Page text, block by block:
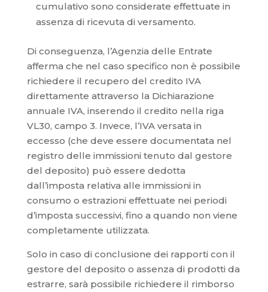
cumulativo sono considerate effettuate in
assenza di ricevuta di versamento.
Di conseguenza, l’Agenzia delle Entrate
afferma che nel caso specifico non è possibile
richiedere il recupero del credito IVA
direttamente attraverso la Dichiarazione
annuale IVA, inserendo il credito nella riga
VL30, campo 3. Invece, l’IVA versata in
eccesso (che deve essere documentata nel
registro delle immissioni tenuto dal gestore
del deposito) può essere dedotta
dall’imposta relativa alle immissioni in
consumo o estrazioni effettuate nei periodi
d’imposta successivi, fino a quando non viene
completamente utilizzata.
Solo in caso di conclusione dei rapporti con il
gestore del deposito o assenza di prodotti da
estrarre, sarà possibile richiedere il rimborso